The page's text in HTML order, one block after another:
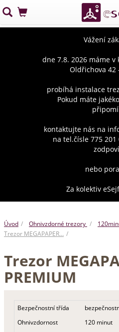
Vážení
dne 7.8. 2026 máme
Oldřichova 42
probíhá instalace
Pokud máte
kontaktujte nás na
na tel.čísle 775
nebo
Za kolektiv
Úvod Ohnivzdorné trezory
Trezor MEGAPAPER…
Trezor
PREMIUM
Bezpečnostní třída
Ohnivzdornost
120 minut